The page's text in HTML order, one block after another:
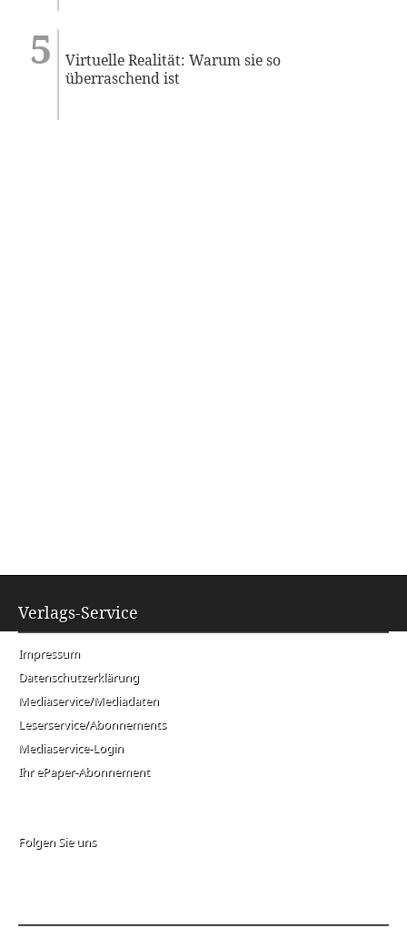
Virtuelle Realität: Warum sie so
überraschend ist
Verlags-Service
Impressum
Datenschutzerklärung
Mediaservice/Mediadaten
Leserservice/Abonnements
Mediaservice-Login
Ihr ePaper-Abonnement
Folgen Sie uns